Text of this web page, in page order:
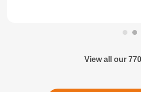
View all our